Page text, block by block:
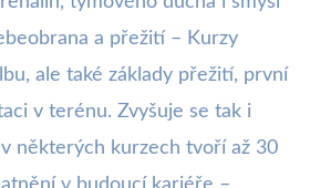
a přežití – Kurzy
ale také základy přežití, první
v terénu. Zvyšuje se tak i
některých kurzech tvoří až 30